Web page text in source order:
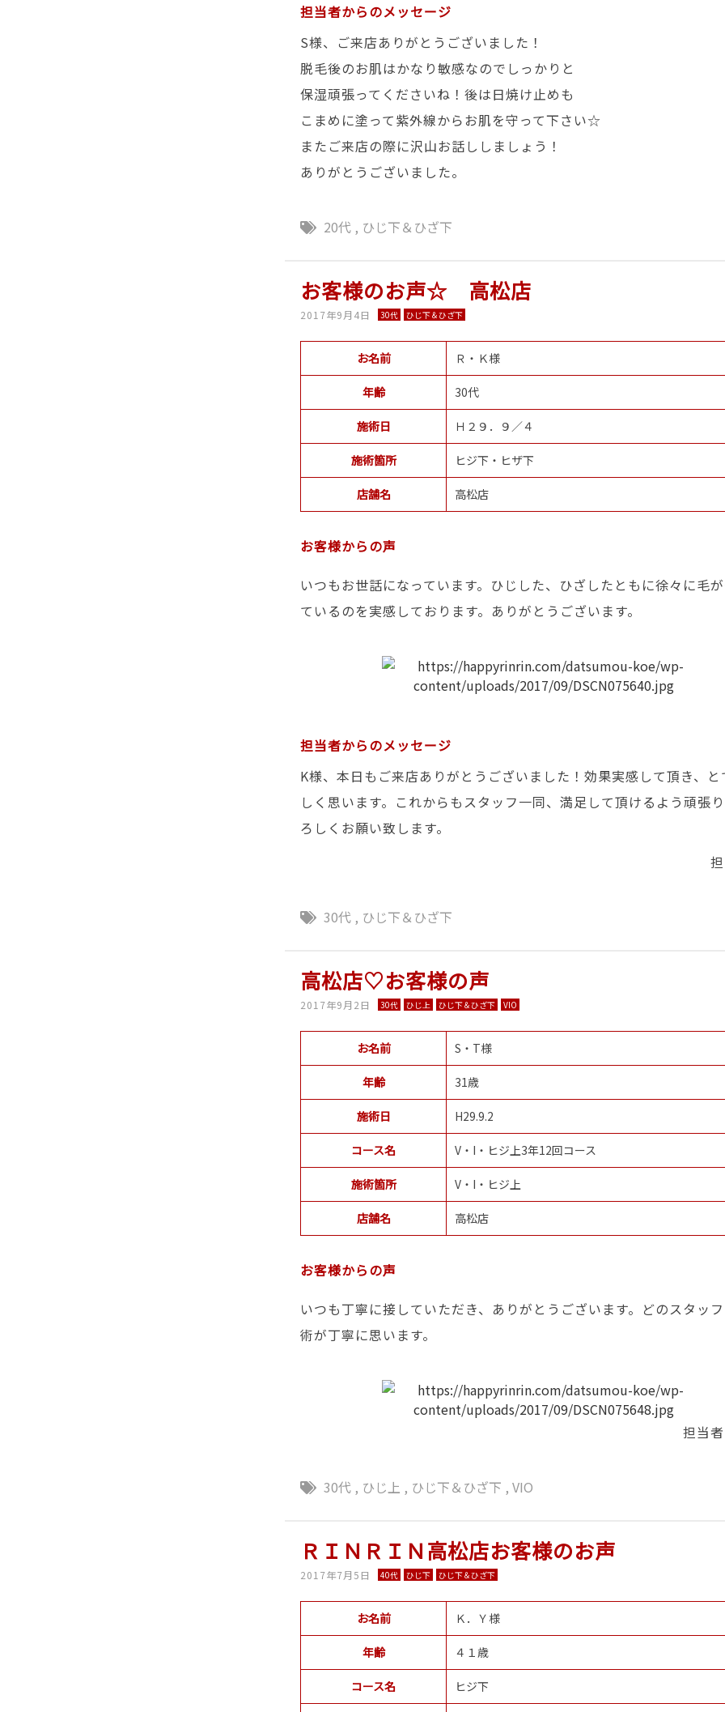
担当者からのメッセージ
S様、ご来店ありがとうございました！
脱毛後のお肌はかなり敏感なのでしっかりと
保湿頑張ってくださいね！後は日焼け止めも
こまめに塗って紫外線からお肌を守って下さい☆
またご来店の際に沢山お話ししましょう！
ありがとうございました。
20代 , ひじ下＆ひざ下
お客様のお声☆ 高松店
2017年9月4日 30代 ひじ下＆ひざ下
お名前 Ｒ・Ｋ様
年齢 30代
施術日 Ｈ２９．９／４
施術箇所 ヒジ下・ヒザ下
店舗名 高松店
お客様からの声
いつもお世話になっています。ひじした、ひざしたともに徐々に毛
ているのを実感しております。ありがとうございます。
担当者からのメッセージ
K様、本日もご来店ありがとうございました！効果実感して頂き、
しく思います。これからもスタッフ一同、満足して頂けるよう頑張
ろしくお願い致します。
30代 , ひじ下＆ひざ下
高松店♡お客様の声
2017年9月2日 30代 ひじ上 ひじ下＆ひざ下 VIO
お名前 S・T様
年齢 31歳
施術日 H29.9.2
コース名 V・I・ヒジ上3年12回コース
施術箇所 V・I・ヒジ上
店舗名 高松店
お客様からの声
いつも丁寧に接していただき、ありがとうございます。どのスタッ
術が丁寧に思います。
担当
30代 , ひじ上 , ひじ下＆ひざ下 ,VIO
ＲＩＮＲＩＮ高松店お客様のお声
2017年7月5日 40代 ひじ下 ひじ下＆ひざ下
お名前 Ｋ．Ｙ様
年齢 ４１歳
コース名 ヒジ下